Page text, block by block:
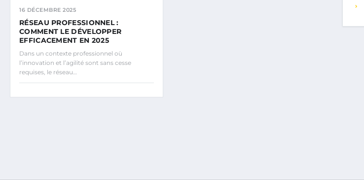
16 DÉCEMBRE 2025
RÉSEAU PROFESSIONNEL :
COMMENT LE DÉVELOPPER
EFFICACEMENT EN 2025
Dans un contexte professionnel où
l’innovation et l’agilité sont sans cesse
requises, le réseau…